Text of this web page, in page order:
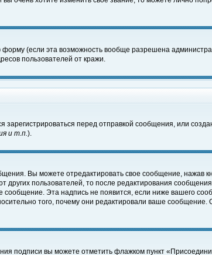
форму (если эта возможность вообще разрешена
пользователей от кражи.
перед отправкой сообщения, или
и т.п.).
Вы можете отредактировать свое сообщение, нажав
пользователей, то после редактирования
сообщение. Эта надпись не появится, если ниже вашего
того, почему они редактировали ваше
подписи вы можете отметить флажком пункт